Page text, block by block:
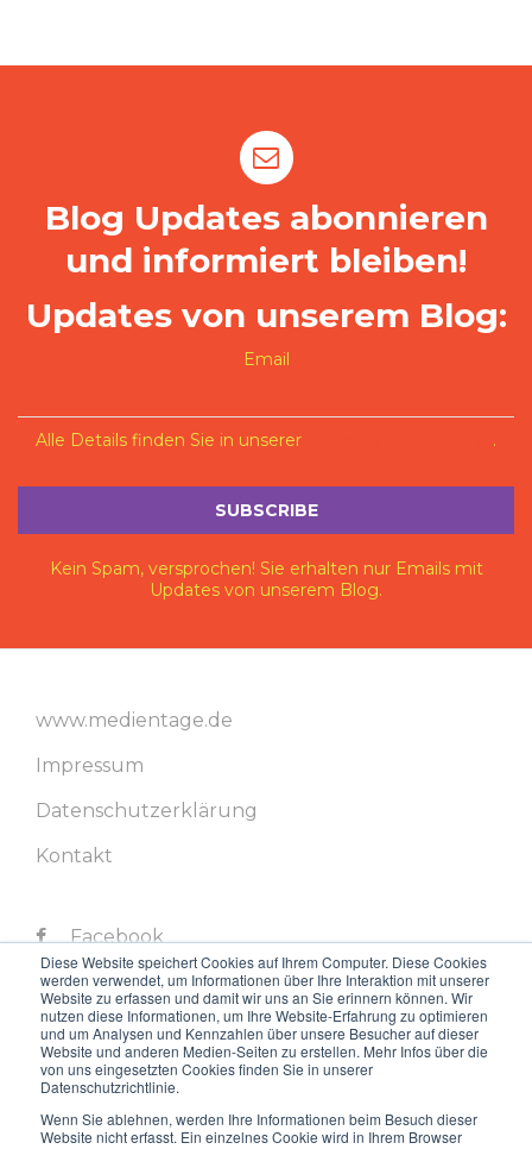
Diese Website speichert Cookies auf Ihrem Computer. Diese Cookies
werden verwendet, um Informationen über Ihre Interaktion mit unserer
Website zu erfassen und damit wir uns an Sie erinnern können. Wir
nutzen diese Informationen, um Ihre Website-Erfahrung zu optimieren
und um Analysen und Kennzahlen über unsere Besucher auf dieser
Website und anderen Medien-Seiten zu erstellen. Mehr Infos über die
von uns eingesetzten Cookies finden Sie in unserer
Datenschutzrichtlinie.
Wenn Sie ablehnen, werden Ihre Informationen beim Besuch dieser
Website nicht erfasst. Ein einzelnes Cookie wird in Ihrem Browser
Blog Updates abonnieren
und informiert bleiben!
Updates von unserem Blog:
Email
Alle Details finden Sie in unserer .
Kein Spam, versprochen! Sie erhalten nur Emails mit
Updates von unserem Blog.
www.medientage.de
Impressum
Datenschutzerklärung
Kontakt
Facebook
Twitter
LinkedIn
Instagram
Youtube